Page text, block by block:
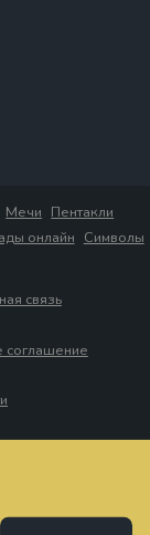
Мечи Пентакли
онлайн Символы
связь
соглашение